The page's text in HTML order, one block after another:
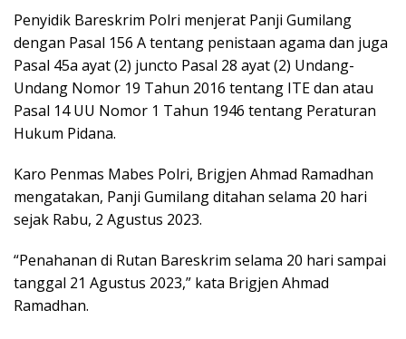
Penyidik Bareskrim Polri menjerat Panji Gumilang
dengan Pasal 156 A tentang penistaan agama dan juga
Pasal 45a ayat (2) juncto Pasal 28 ayat (2) Undang-
Undang Nomor 19 Tahun 2016 tentang ITE dan atau
Pasal 14 UU Nomor 1 Tahun 1946 tentang Peraturan
Hukum Pidana.
Karo Penmas Mabes Polri, Brigjen Ahmad Ramadhan
mengatakan, Panji Gumilang ditahan selama 20 hari
sejak Rabu, 2 Agustus 2023.
“Penahanan di Rutan Bareskrim selama 20 hari sampai
tanggal 21 Agustus 2023,” kata Brigjen Ahmad
Ramadhan.